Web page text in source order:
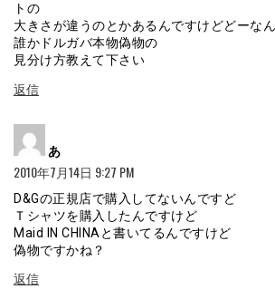
トの
大きさが違うのとかあるんですけどどーな
誰かドルガバ本物偽物の
見分け方教えて下さい
返信
あ
2010年7月14日 9:27 PM
D&Gの正規店で購入してないんですど
Ｔシャツを購入したんですけど
Maid IN CHINAと書いてるんですけど
偽物ですかね？
返信